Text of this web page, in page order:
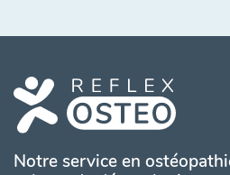
Notre service en